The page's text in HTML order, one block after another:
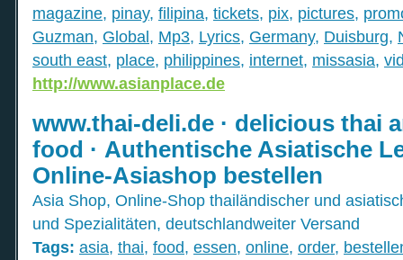
magazine, pinay, filipina, tickets, pix, pictures,
Guzman, Global, Mp3, Lyrics, Germany, Duisburg,
south east, place, philippines, internet, missasia,
http://www.asianplace.de
www.thai-deli.de · delicious thai
food · Authentische Asiatische
Online-Asiashop bestellen
Asia Shop, Online-Shop thailändischer und
und Spezialitäten, deutschlandweiter Versand
Tags: asia, thai, food, essen, online, order,